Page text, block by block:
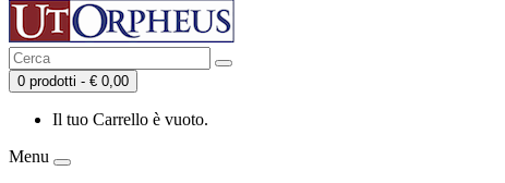
0 prodotti - € 0,00
Il tuo Carrello è vuoto.
Menu